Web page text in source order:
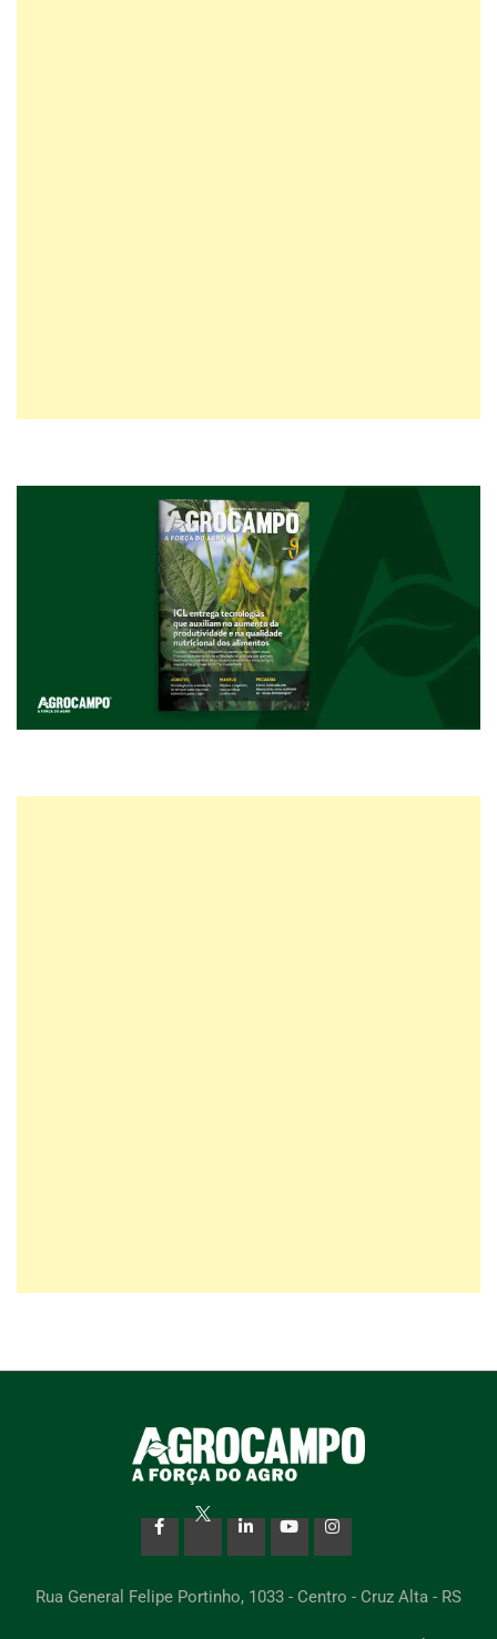
Rua General Felipe Portinho, 1033 - Centro - Cruz Alta - RS